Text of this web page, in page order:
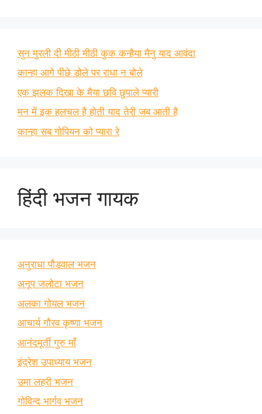
सुन मुरली दी मीठी मीठी कुक कन्हैया मैनु याद आवंदा
कान्हा आगे पीछे डोले पर राधा न बोले
एक झलक दिखा के मैया छवि छुपाले प्यारी
मन में इक हलचल है होती याद तेरी जब आती है
कान्हा सब गोपियन को प्यारा रे
हिंदी भजन गायक
अनुराधा पौडवाल भजन
अनूप जलोटा भजन
अलका गोयल भजन
आचार्य गौरव कृष्णा भजन
आनंदमूर्ती गुरु माँ
इंद्रेश उपाध्याय भजन
उमा लहरी भजन
गोविन्द भार्गव भजन